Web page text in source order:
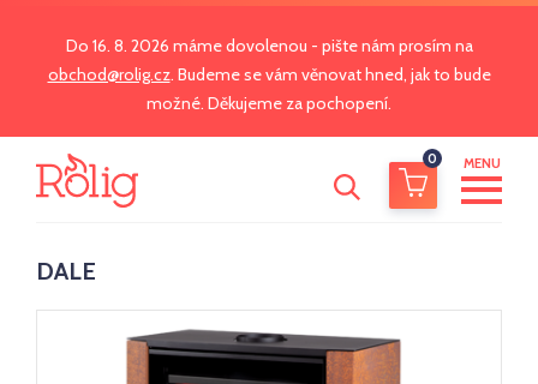
Do 16. 8. 2026 máme dovolenou - pište nám prosím na
obchod@rolig.cz. Budeme se vám věnovat hned, jak to bude
možné. Děkujeme za pochopení.
0 MENU
DALE